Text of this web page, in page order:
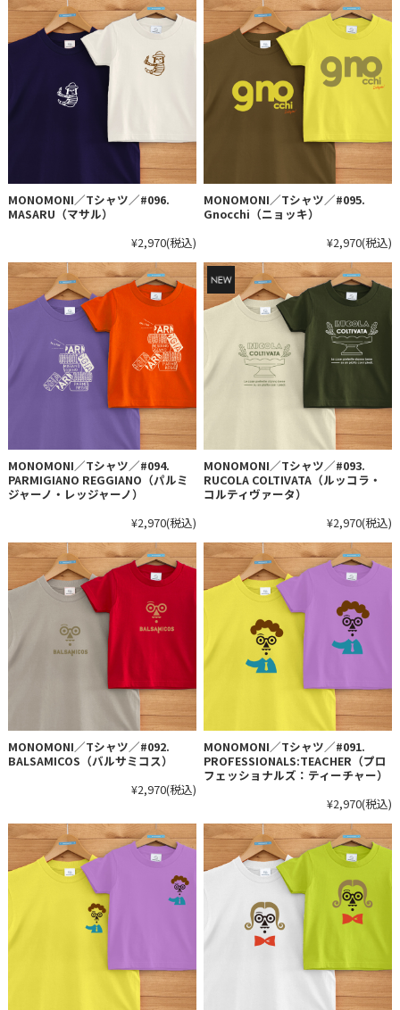
MONOMONI／Tシャツ／#096.
MASARU（マサル）
¥2,970(税込)
MONOMONI／Tシャツ／#095.
Gnocchi（ニョッキ）
¥2,970(税込)
MONOMONI／Tシャツ／#094.
PARMIGIANO REGGIANO（パルミ
ジャーノ・レッジャーノ）
¥2,970(税込)
MONOMONI／Tシャツ／#093.
RUCOLA COLTIVATA（ルッコラ・
コルティヴァータ）
¥2,970(税込)
MONOMONI／Tシャツ／#092.
BALSAMICOS（バルサミコス）
¥2,970(税込)
MONOMONI／Tシャツ／#091.
PROFESSIONALS:TEACHER（プロ
フェッショナルズ：ティーチャー）
¥2,970(税込)